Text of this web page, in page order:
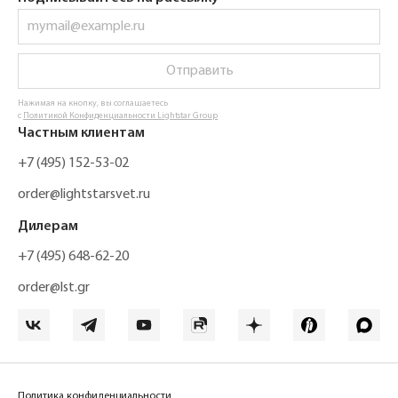
Отправить
Нажимая на кнопку, вы соглашаетесь
с Политикой Конфиденциальности Lightstar Group
Частным клиентам
+7 (495) 152-53-02
order@lightstarsvet.ru
Дилерам
+7 (495) 648-62-20
order@lst.gr